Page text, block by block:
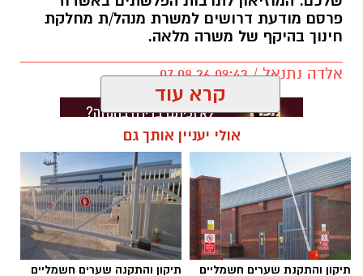
פרסם מודעת דרושים למשרת מנהל/ת מחלקת
חינוך בהיקף של משרה מלאה.
אלדה נתנאל / 09:43 07.08.26
תגים:דרושים באשדוד
קרא עוד
אולי יעניין אותך גם
תיקון והתקנת שערים חשמליים תיקון והתקנה שערים חשמליים